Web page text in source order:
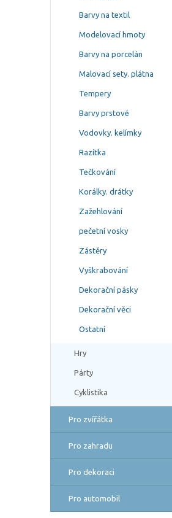
Barvy na textil
Modelovací hmoty
Barvy na porcelán
Malovací sety. plátna
Tempery
Barvy prstové
Vodovky. kelímky
Razítka
Tečkování
Korálky. drátky
Zažehlování
pečetní vosky
Zástěry
Vyškrabování
Dekorační pásky
Dekorační věci
Ostatní
Hry
Párty
Cyklistika
Pro zvířátka
Pro zahradu
Pro dekoraci
Pro automobil